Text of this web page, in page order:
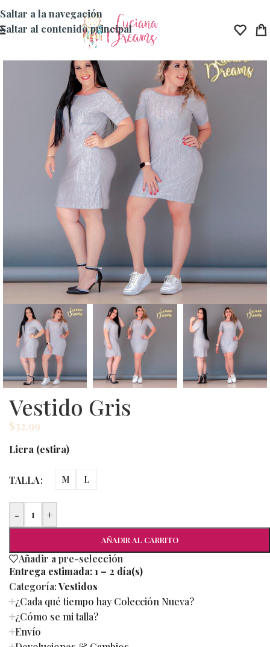
Saltar a la navegación
Saltar al contenido principal
Vestido Gris
$32.99
Licra (estira)
TALLA M L
- +
AÑADIR AL CARRITO
Añadir a pre-selección
Entrega estimada:1 – 2 día(s)
Categoría:Vestidos
¿Cada qué tiempo hay Colección Nueva?
¿Cómo se mi talla?
Envío